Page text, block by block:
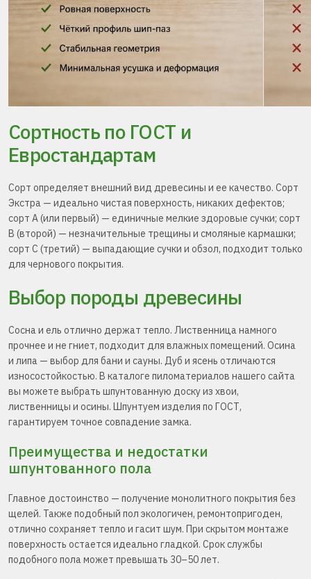
Сортность по ГОСТ и
Евростандартам
Сорт определяет внешний вид древесины и ее качество. Сорт
Экстра — идеально чистая поверхность, никаких дефектов;
сорт А (или первый) — единичные мелкие здоровые сучки; сорт
В (второй) — незначительные трещины и смоляные кармашки;
сорт С (третий) — выпадающие сучки и обзол, подходит только
для чернового покрытия.
Выбор породы древесины
Сосна и ель отлично держат тепло. Лиственница намного
прочнее и не гниет, подходит для влажных помещений. Осина
и липа — выбор для бани и сауны. Дуб и ясень отличаются
износостойкостью. В каталоге пиломатериалов нашего сайта
вы можете выбрать шпунтованную доску из хвои,
лиственницы и осины. Шпунтуем изделия по ГОСТ,
гарантируем точное совпадение замка.
Преимущества и недостатки
шпунтованного пола
Главное достоинство — получение монолитного покрытия без
щелей. Также подобный пол экологичен, ремонтопригоден,
отлично сохраняет тепло и гасит шум. При скрытом монтаже
поверхность остается идеально гладкой. Срок службы
подобного пола может превышать 30–50 лет.